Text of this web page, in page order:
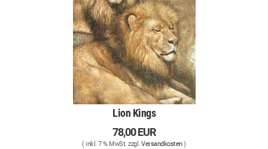
Lion Kings
78,00 EUR
( inkl. 7 % MwSt. zzgl.Versandkosten)